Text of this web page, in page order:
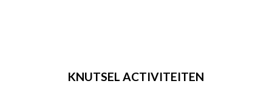
KNUTSEL ACTIVITEITEN